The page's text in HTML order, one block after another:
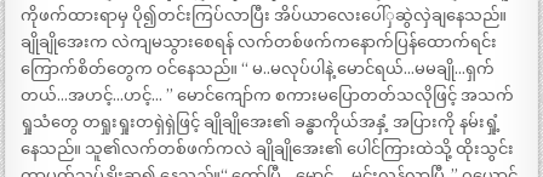
ကိုဖက်ထားရာမှ ပို၍တင်းကြပ်လာပြီး အိပ်ယာလေးပေါ်ှဆွဲလှဲချနေသည်။
ချိုချိုအေးက လဲကျမသွားစေရန် လက်တစ်ဖက်ကနောက်ပြန်ထောက်ရင်း
ကြောက်စိတ်တွေက ဝင်နေသည်။ “ မ..မလုပ်ပါနဲ့ မောင်ရယ်…မမချို…ရှက်
တယ်…အဟင့်…ဟင့်… ” မောင်ကျော်က စကားမပြောတတ်သလိုဖြင့် အသက်
ရှုသံတွေ တရှုးရှုးတရှဲရှဲဖြင့် ချိုချိုအေး၏ ခန္ဓာကိုယ်အနှံ့ အပြားကို နမ်းရှုံ့
နေသည်။ သူ၏လက်တစ်ဖက်ကလဲ ချိုချိုအေး၏ ပေါင်ကြားထဲသို့ ထိုးသွင်း